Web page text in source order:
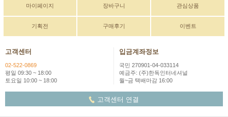
마이페이지 장바구니 관심상품
기획전 구매후기 이벤트
고객센터
02-522-0869
평일 09:30 ~ 18:00
토요일 10:00 ~ 18:00
입금계좌정보
국민 270901-04-033114
예금주: (주)한독인터네셔널
월~금 택배마감 16:00
고객센터 연결